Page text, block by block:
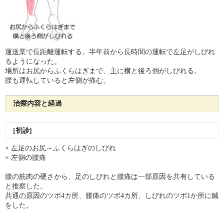
運送業で長距離運転する。半年前から長時間の運転で左足がしびれ
るようになった。
場所はお尻からふくらはぎまで、主に横と後ろ側がしびれる。
腰も運転していると左側が痛む。
治療内容と経過
[初診]
× 左足のお尻～ふくらはぎのしびれ
× 左側の腰痛
腰の筋肉の硬さから、足のしびれと腰痛は一部原因を共有している
と推察した。
共通の原因のツボ4カ所、腰痛のツボ4カ所、しびれのツボ1か所に鍼
をした。